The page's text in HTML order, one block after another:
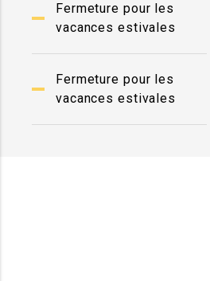
Fermeture pour les
vacances estivales
Fermeture pour les
vacances estivales